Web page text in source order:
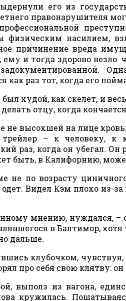
его из
правонарушителя
физическим насилием,
причинение вреда
ему и тогда здорово
как раз тот, когда его
худой, как скелет, и
отцу, когда
высохшей на лице
– к человеку, к
раз, когда он убегал.
быть, в Калифорнию,
не по возрасту
Видел Кэм плохо из-
мнению, нуждался,
в Балтимор, хотя
дальше.
клубочком, чувствуя,
про себя свою клятву:
выполз из вагона,
кружилась.